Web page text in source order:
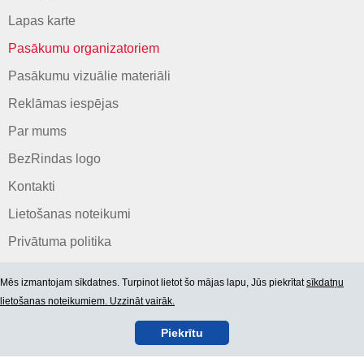
Lapas karte
Pasākumu organizatoriem
Pasākumu vizuālie materiāli
Reklāmas iespējas
Par mums
BezRindas logo
Kontakti
Lietošanas noteikumi
Privātuma politika
Mēs izmantojam sīkdatnes. Turpinot lietot šo mājas lapu, Jūs piekrītatsīkdatņu
lietošanas noteikumiem. Uzzināt vairāk.
Piekrītu